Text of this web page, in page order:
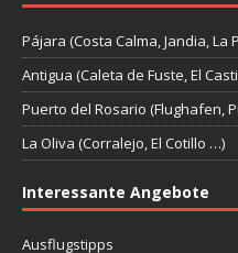
Pájara (Costa Calma, Jandia, La
Antigua (Caleta de Fuste, El
Puerto del Rosario (Flughafen,
La Oliva (Corralejo, El Cotillo …)
Interessante Angebote
Ausflugstipps